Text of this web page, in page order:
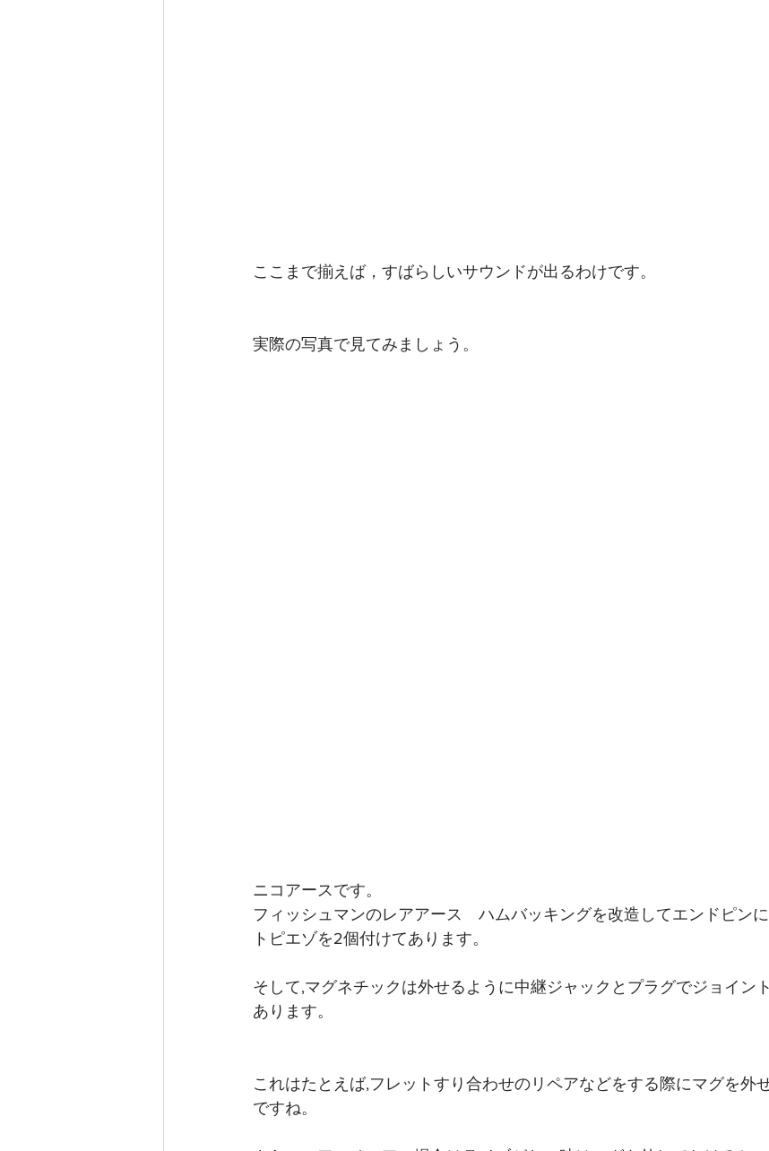
ここまで揃えば，すばらしいサウンドが出るわけです。
実際の写真で見てみましょう。
ニコアースです。
フィッシュマンのレアアース　ハムバッキングを改造してエンドピン
トピエゾを2個付けてあります。
そして,マグネチックは外せるように中継ジャックとプラグでジョイン
あります。
これはたとえば,フレットすり合わせのリペアなどをする際にマグを外
ですね。